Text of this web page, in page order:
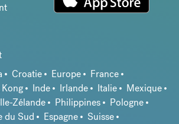
Croatie Europe
France
Inde Irlande Italie
Mexique
Zélande Philippines
Pologne
du Sud Espagne
Suisse